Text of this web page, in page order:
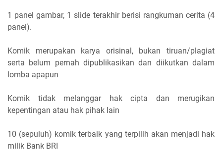
1 panel gambar, 1 slide terakhir berisi rangkuman cerita (4
panel).
Komik merupakan karya orisinal, bukan tiruan/plagiat
serta belum pernah dipublikasikan dan diikutkan dalam
lomba apapun
Komik tidak melanggar hak cipta dan merugikan
kepentingan atau hak pihak lain
10 (sepuluh) komik terbaik yang terpilih akan menjadi hak
milik Bank BRI